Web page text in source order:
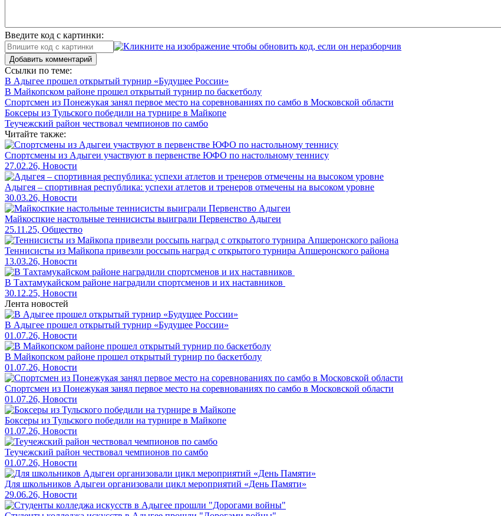
Введите код с картинки:
Добавить комментарий
Ссылки по теме:
В Адыгее прошел открытый турнир «Будущее России»
В Майкопском районе прошел открытый турнир по баскетболу
Спортсмен из Понежукая занял первое место на соревнованиях по самбо в Московской области
Боксеры из Тульского победили на турнире в Майкопе
Теучежский район чествовал чемпионов по самбо
Читайте также:
Спортсмены из Адыгеи участвуют в первенстве ЮФО по настольному теннису
27.02.26, Новости
Адыгея – спортивная республика: успехи атлетов и тренеров отмечены на высоком уровне
30.03.26, Новости
Майкоспкие настольные теннисисты выиграли Первенство Адыгеи
25.11.25, Общество
Теннисисты из Майкопа привезли россыпь наград с открытого турнира Апшеронского района
13.03.26, Новости
В Тахтамукайском районе наградили спортсменов и их наставников
30.12.25, Новости
Лента новостей
В Адыгее прошел открытый турнир «Будущее России»
01.07.26, Новости
В Майкопском районе прошел открытый турнир по баскетболу
01.07.26, Новости
Спортсмен из Понежукая занял первое место на соревнованиях по самбо в Московской области
01.07.26, Новости
Боксеры из Тульского победили на турнире в Майкопе
01.07.26, Новости
Теучежский район чествовал чемпионов по самбо
01.07.26, Новости
Для школьников Адыгеи организовали цикл мероприятий «День Памяти»
29.06.26, Новости